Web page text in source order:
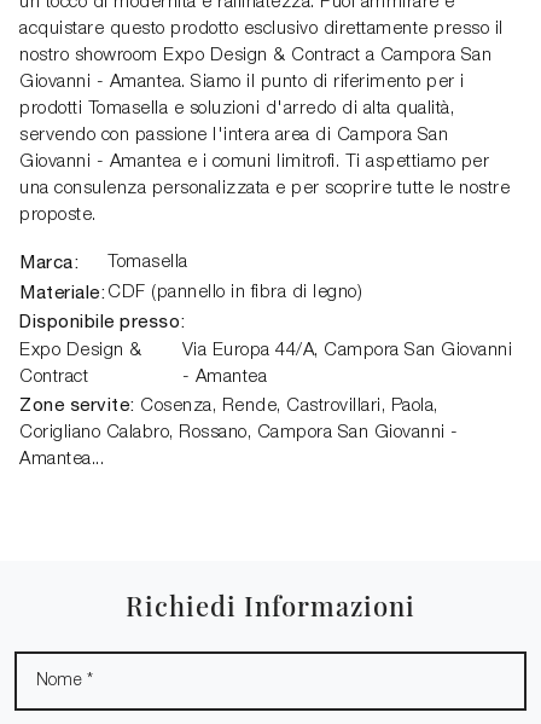
acquistare questo prodotto esclusivo direttamente presso il
nostro showroom Expo Design & Contract a Campora San
Giovanni - Amantea. Siamo il punto di riferimento per i
prodotti Tomasella e soluzioni d'arredo di alta qualità,
servendo con passione l'intera area di Campora San
Giovanni - Amantea e i comuni limitrofi. Ti aspettiamo per
una consulenza personalizzata e per scoprire tutte le nostre
proposte.
Marca: Tomasella
Materiale: CDF (pannello in fibra di legno)
Disponibile presso:
Expo Design &
Contract
Via Europa 44/A, Campora San Giovanni
- Amantea
Zone servite: Cosenza, Rende, Castrovillari, Paola,
Corigliano Calabro, Rossano, Campora San Giovanni -
Amantea...
Richiedi Informazioni